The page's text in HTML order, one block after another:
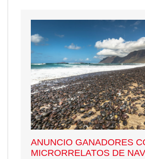
ANUNCIO GANADORES
MICRORRELATOS DE